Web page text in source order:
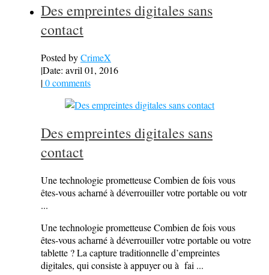
Des empreintes digitales sans
contact
Posted byCrimeX
|Date: avril 01, 2016
|0 comments
Des empreintes digitales sans
contact
Une technologie prometteuse Combien de fois vous
êtes-vous acharné à déverrouiller votre portable ou votr
...
Une technologie prometteuse Combien de fois vous
êtes-vous acharné à déverrouiller votre portable ou votre
tablette ? La capture traditionnelle d’empreintes
digitales, qui consiste à appuyer ou à fai ...